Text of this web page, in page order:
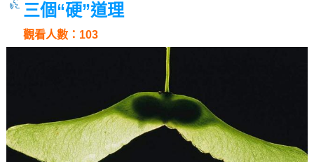
三個“硬”道理
觀看人數：103